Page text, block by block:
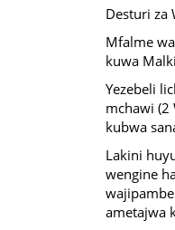
Desturi za
Mfalme
kuwa
Yezebeli
mchawi (2
kubwa
Lakini
wengine
ametajwa